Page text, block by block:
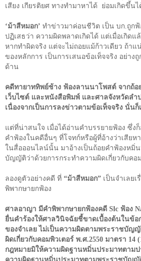
เสียง เกียรติยศ ทางทำมาหาได้
ย่อมเกิดขึ้นไ
‘ม้าสีหมอก’ ทำข่าวมาค่อนชีวิต เป็น บก.ถูก
ปฏิเสธว่า ความผิดพลาดเกิดได้ แต่เมื่อเกิด
หากทำผิดจริง แต่จะไม่ถอยแม้ก้าวเดียว ถ้า
ของหลักการ เป็นการเสนอข้อเท็จจริง อย่าง
ด้าน
คดีทายาททิพย์ช้าง ฟ้องลานนาโพสต์ จากถ้
เว็บไซต์ และหนังสือพิมพ์ และศาลจังหวัดลำ
เนื่องจากเป็นการลงข่าวตามข้อเท็จจริง นั่น
แต่ที่น่าสนใจ เมื่อได้อ่านคำบรรยายฟ้อง ซึ่งก็
คำฟ้องในคดีอื่นๆ ที่โจทก์หรือผู้ที่อ้างว่าเสียห
ในสื่อออนไลน์นั้น มาอ้างเป็นถ้อยคำฟ้องหมิ่
บัญญัติว่าด้วยการกระทำความผิดเกี่ยวกับคอ
ลองดูตัวอย่างคดี ที่ “ม้าสีหมอก” เป็นจำเลย
พิพากษายกฟ้อง
ศาลอาญา มีคำพิพากษายกฟ้องคดี Slc ฟ้อง
ยื่นคำร้องให้ศาลวินิจฉัยชี้ขาดเบื้องต้นในข้อ
ของจำเลย ไม่เป็นความผิดตามพระราชบัญ
ผิดเกี่ยวกับคอมพิวเตอร์ พ.ศ.2550 มาตรา 14
กฎหมายมิให้ความผิดฐานหมิ่นประมาทตาม